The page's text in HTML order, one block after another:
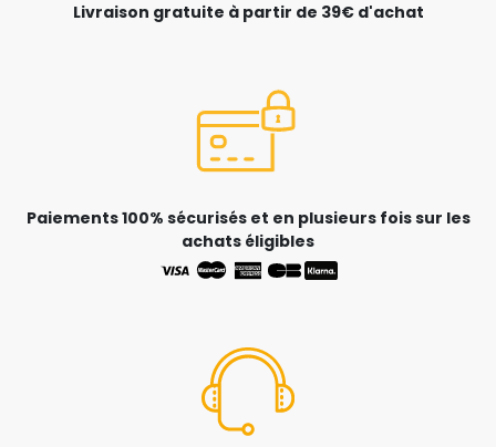
Livraison gratuite à partir de 39€ d'achat
Paiements 100% sécurisés et en plusieurs fois sur les
achats éligibles